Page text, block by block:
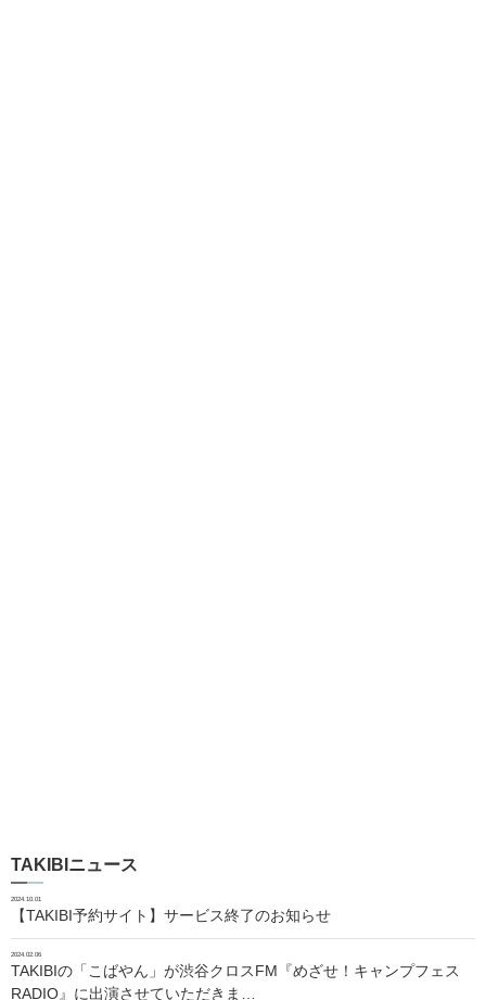
TAKIBIニュース
2024.10.01
【TAKIBI予約サイト】サービス終了のお知らせ
2024.02.06
TAKIBIの「こばやん」が渋谷クロスFM『めざせ！キャンプフェス
RADIO』に出演させていただきま…